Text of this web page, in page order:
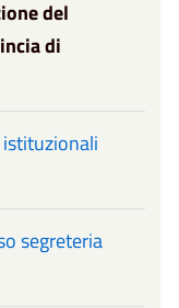
del
di
segreteria